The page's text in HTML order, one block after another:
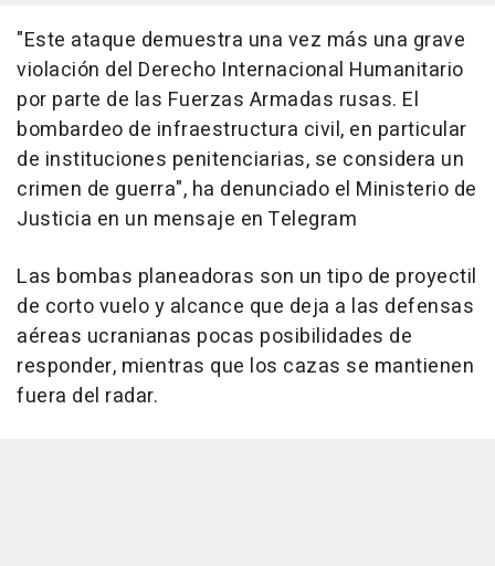
"Este ataque demuestra una vez más una grave
violación del Derecho Internacional Humanitario
por parte de las Fuerzas Armadas rusas. El
bombardeo de infraestructura civil, en particular
de instituciones penitenciarias, se considera un
crimen de guerra", ha denunciado el Ministerio de
Justicia en un mensaje en Telegram
Las bombas planeadoras son un tipo de proyectil
de corto vuelo y alcance que deja a las defensas
aéreas ucranianas pocas posibilidades de
responder, mientras que los cazas se mantienen
fuera del radar.